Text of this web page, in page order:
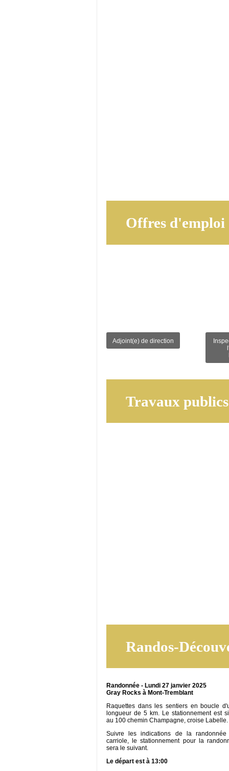
Offres d'emploi
Adjoint(e) de direction
Travaux
Randos-
Randonnée - Lundi 27 janvier 2025
Gray Rocks à Mont-Tremblant
Raquettes dans les sentiers en boucle
longueur de 5 km. Le stationnement est
au 100 chemin Champagne, croise Labelle.
Suivre les indications de la randonnée
carriole, le stationnement pour la
sera le suivant.
Le départ est à 13:00